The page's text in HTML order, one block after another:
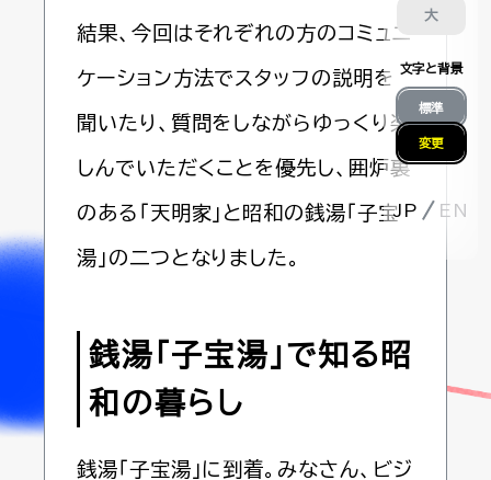
大
文字と背景
標準
変更
JP EN
結果、今回はそれぞれの方のコミュニ
ケーション方法でスタッフの説明を
聞いたり、質問をしながらゆっくり楽
しんでいただくことを優先し、囲炉裏
のある「天明家」と昭和の銭湯「子宝
湯」の二つとなりました。
銭湯「子宝湯」で知る昭
和の暮らし
銭湯「子宝湯」に到着。みなさん、ビジ